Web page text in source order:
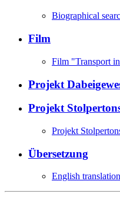
Biographical
Film
Film "Transport
Projekt
Projekt
Projekt
Übersetzung
English translation